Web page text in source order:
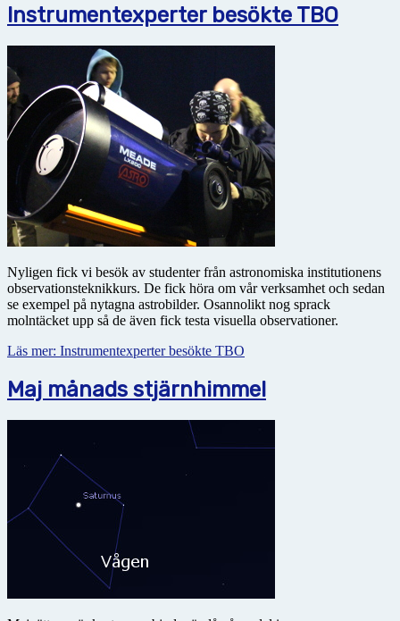
Instrumentexperter besökte TBO
Nyligen fick vi besök av studenter från astronomiska institutionens
observationsteknikkurs. De fick höra om vår verksamhet och sedan
se exempel på nytagna astrobilder. Osannolikt nog sprack
molntäcket upp så de även fick testa visuella observationer.
Läs mer: Instrumentexperter besökte TBO
Maj månads stjärnhimmel